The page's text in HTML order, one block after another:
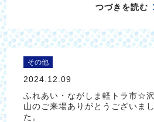
つづきを読む
その他
2024.12.09
ふれあい・ながしま軽トラ市☆沢
山のご来場ありがとうございまし
た。